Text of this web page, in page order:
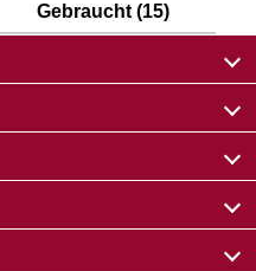
Gebraucht (15)